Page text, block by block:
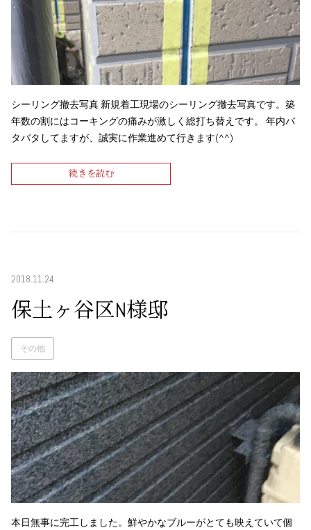
シーリング撤去写真 新規着工現場のシーリング撤去写真です。築
年数の割にはコーキングの痛みが激しく総打ち替えです。 年内バ
タバタしてますが、誠実に作業進めて行きます(^^)
続きを読む
2018.11.24
保土ヶ谷区N様邸
その他
本日無事に完工しました。鮮やかなブルーがとても映えていて個